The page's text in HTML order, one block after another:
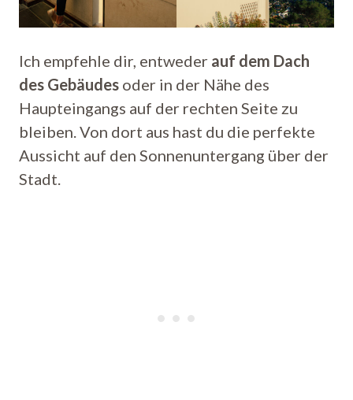
Ich empfehle dir, entweder auf dem Dach
des Gebäudes oder in der Nähe des
Haupteingangs auf der rechten Seite zu
bleiben. Von dort aus hast du die perfekte
Aussicht auf den Sonnenuntergang über der
Stadt.